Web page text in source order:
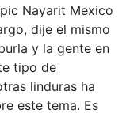
Nayarit Mexico
dije el mismo
y la gente en
tipo de
linduras ha
este tema. Es